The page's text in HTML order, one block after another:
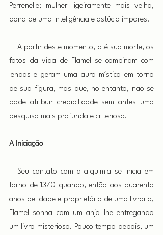
Perrenelle; mulher ligeiramente mais velha,
dona de uma inteligência e astúcia ímpares.
A partir deste momento, até sua morte, os
fatos da vida de Flamel se combinam com
lendas e geram uma aura mística em torno
de sua figura, mas que, no entanto, não se
pode atribuir credibilidade sem antes uma
pesquisa mais profunda e criteriosa.
A Iniciação
Seu contato com a alquimia se inicia em
torno de 1370 quando, então aos quarenta
anos de idade e proprietário de uma livraria,
Flamel sonha com um anjo lhe entregando
um livro misterioso. Pouco tempo depois, um